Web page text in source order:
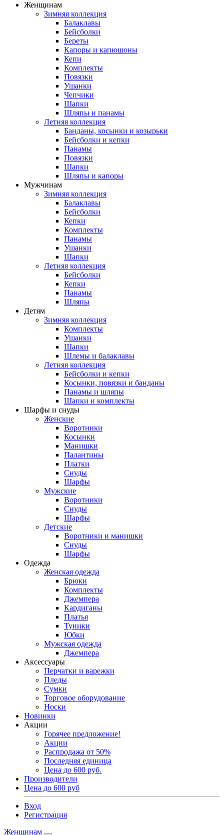
Женщинам
Зимняя коллекция
Балаклавы
Бейсболки
Береты
Капоры и капюшоны
Кепи
Комплекты
Повязки
Ушанки
Чепчики
Шапки
Шляпы и панамы
Летняя коллекция
Банданы, косынки и козырьки
Бейсболки и кепки
Панамы
Повязки
Шапки
Шляпы и капоры
Мужчинам
Зимняя коллекция
Балаклавы
Бейсболки
Кепки
Комплекты
Панамы
Ушанки
Шапки
Летняя коллекция
Бейсболки
Кепки
Панамы
Шляпы
Детям
Зимняя коллекция
Комплекты
Ушанки
Шапки
Шлемы и балаклавы
Летняя коллекция
Бейсболки и кепки
Косынки, повязки и банданы
Панамы и шляпы
Шапки и комплекты
Шарфы и снуды
Женские
Воротники
Косынки
Манишки
Палантины
Платки
Снуды
Шарфы
Мужские
Воротники
Снуды
Шарфы
Детские
Воротники и манишки
Снуды
Шарфы
Одежда
Женская одежда
Брюки
Комплекты
Джемпера
Кардиганы
Платья
Туники
Юбки
Мужская одежда
Джемпера
Аксессуары
Перчатки и варежки
Пледы
Сумки
Торговое оборудование
Носки
Новинки
Акции
Горячее предложение!
Акции
Распродажа от 50%
Последняя единица
Цена до 600 руб.
Производители
Цена до 600 руб
Вход
Регистрация
Женщинам